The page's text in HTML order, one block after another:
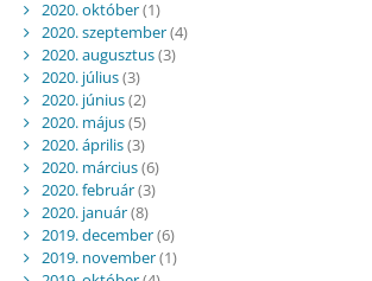
2020. október(1)
2020. szeptember(4)
2020. augusztus(3)
2020. július(3)
2020. június(2)
2020. május(5)
2020. április(3)
2020. március(6)
2020. február(3)
2020. január(8)
2019. december(6)
2019. november(1)